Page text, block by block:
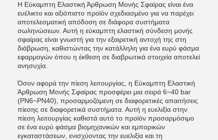
Η Εύκαμπτη Ελαστική Άρθρωση Μονής Σφαίρας είναι ένα
ευέλικτο και αξιόπιστο προϊόν σχεδιασμένο για να παρέχει
αποτελεσματική απόδοση σε διάφορα συστήματα
σωληνώσεων. Αυτή η εύκαμπτη ελαστική σύνδεση μονής
σφαίρας είναι γνωστή για την εξαιρετική αντοχή της στη
διάβρωση, καθιστώντας την κατάλληλη για ένα ευρύ φάσμα
εφαρμογών όπου η έκθεση σε διαβρωτικά στοιχεία αποτελεί
ανησυχία.
Όσον αφορά την πίεση λειτουργίας, η Εύκαμπτη Ελαστική
Άρθρωση Μονής Σφαίρας προσφέρει μια σειρά 6~40 bar
(PN6~PN40), προσαρμοζόμενη σε διαφορετικές απαιτήσεις
πίεσης σε διαφορετικά συστήματα. Αυτή η ευελιξία στην
πίεση λειτουργίας καθιστά αυτό το προϊόν προσαρμόσιμο
σε ένα ευρύ φάσμα βιομηχανικών και εμπορικών
εγκαταστάσεων, ενισχύοντας την ευελιξία και τη